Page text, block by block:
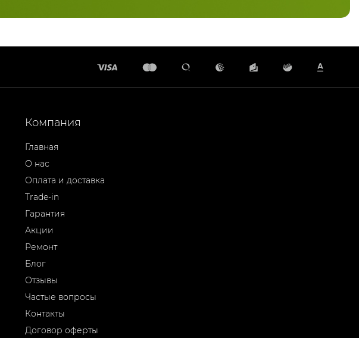
Компания
Главная
О нас
Оплата и доставка
Trade-in
Гарантия
Акции
Ремонт
Блог
Отзывы
Частые вопросы
Контакты
Договор оферты